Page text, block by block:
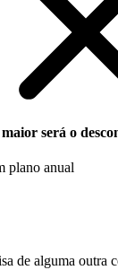
será o
plano anual
de alguma outra